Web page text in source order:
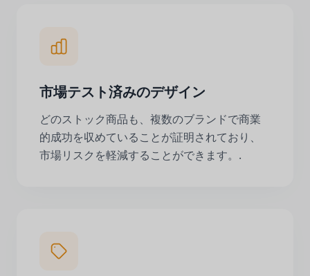
市場テスト済みのデザイン
どのストック商品も、複数のブランドで商業
的成功を収めていることが証明されており、
市場リスクを軽減することができます。.